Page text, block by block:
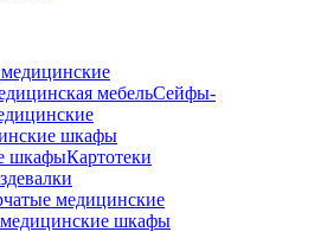
мебельСейфы-
шкафы
шкафыКартотеки
медицинские
медицинские шкафы